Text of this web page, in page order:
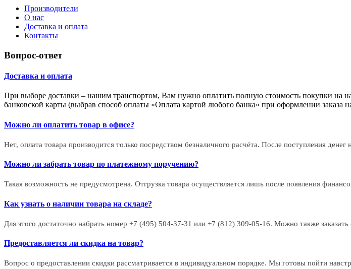
Производители
О нас
Доставка и оплата
Контакты
Вопрос-ответ
Доставка и оплата
При выборе доставки – нашим транспортом, Вам нужно оплатить полную стоимость покупки на
банковской карты (выбрав способ оплаты «Оплата картой любого банка» при оформлении заказа
Можно ли оплатить товар в офисе?
Нет, оплата товара производится только посредством безналичного расчёта. После поступления денег
Можно ли забрать товар по платежному поручению?
Такая возможность не предусмотрена. Отгрузка товара осуществляется лишь после появления
Как узнать о наличии товара на складе?
Для этого достаточно набрать номер +7 (495) 504-37-31 или +7 (812) 309-05-16. Можно также
Предоставляется ли скидка на товар?
Вопрос о предоставлении скидки рассматривается в индивидуальном порядке. Мы готовы пойти